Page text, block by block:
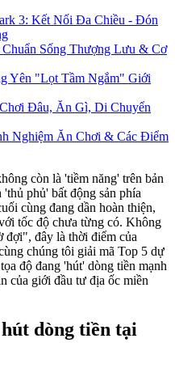
3: Kết Nối Đa Chiều - Đón
Sống Thượng Lưu & Cơ
Yên "Lọt Tầm Ngắm" Giới
Đâu, Ăn Gì, Di Chuyển
Nghiệm Ăn Chơi & Các Điểm
còn là 'tiềm năng' trên bản
phủ' bất động sản phía
cùng đang dần hoàn thiện,
tốc độ chưa từng có. Không
đợi", đây là thời điểm của
chúng tôi giải mã Top 5 dự
độ đang 'hút' dòng tiền mạnh
của giới đầu tư địa ốc miền
dòng tiền tại